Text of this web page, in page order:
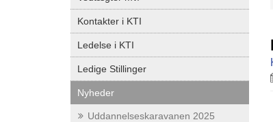
Kontakter i KTI
Ledelse i KTI
Ledige Stillinger
Nyheder
Uddannelseskaravanen 2025